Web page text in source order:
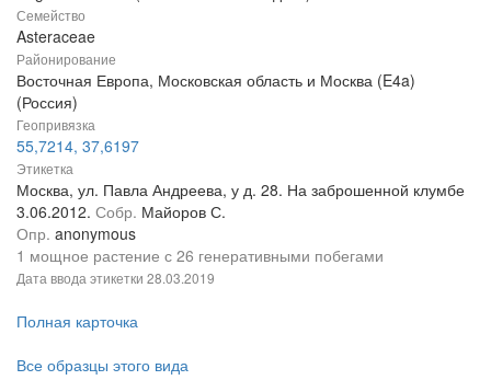
Семейство
Asteraceae
Районирование
Восточная Европа, Московская область и Москва (E4a)
(Россия)
Геопривязка
55,7214, 37,6197
Этикетка
Москва, ул. Павла Андреева, у д. 28. На заброшенной клумбе
3.06.2012. Собр. Майоров С.
Опр. anonymous
1 мощное растение с 26 генеративными побегами
Дата ввода этикетки 28.03.2019
Полная карточка
Все образцы этого вида